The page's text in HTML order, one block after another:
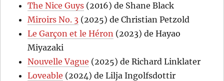
The Nice Guys (2016) de Shane Black
Miroirs No. 3 (2025) de Christian Petzold
Le Garçon et le Héron (2023) de Hayao
Miyazaki
Nouvelle Vague (2025) de Richard Linklater
Loveable (2024) de Lilja Ingolfsdottir